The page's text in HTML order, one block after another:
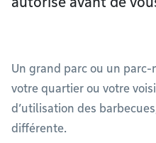
Un grand parc ou un
votre quartier ou votre
d’utilisation des
différente.